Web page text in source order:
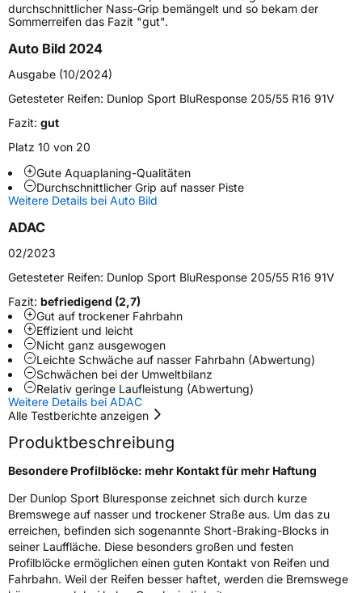
Gewicht (in kg)9,55 kg
Generelle Merkmale
FahrzeugtypPKW
VerwendungSommerreifen
Modellname
FahrzeugartPKW & SUV
Weitere Eigenschaften
Schlauchtyp
ZustandNeureifen
VerstärktXL
EU Label
EffizienzB
Rollgeräusch (Klasse)B
Rollgeräusch (dB)
FahrzeugklasseC1
3PMSF / Schneeflockensymbol / Alpine-SymbolNein
durchschnittlicher Nass-Grip bemängelt und so bekam der
Sommerreifen das Fazit "gut".
Auto Bild 2024
Ausgabe (10/2024)
Getesteter Reifen: Dunlop Sport BluResponse 205/55 R16 91V
Fazit: gut
Platz 10 von 20
Gute Aquaplaning-Qualitäten
Durchschnittlicher Grip auf nasser Piste
Weitere Details bei Auto Bild
ADAC
02/2023
Getesteter Reifen: Dunlop Sport BluResponse 205/55 R16 91V
Fazit: befriedigend (2,7)
Gut auf trockener Fahrbahn
Effizient und leicht
Nicht ganz ausgewogen
Leichte Schwäche auf nasser Fahrbahn (Abwertung)
Schwächen bei der Umweltbilanz
Relativ geringe Laufleistung (Abwertung)
Weitere Details bei ADAC
Alle Testberichte anzeigen
Produktbeschreibung
Besondere Profilblöcke: mehr Kontakt für mehr Haftung
Der Dunlop Sport Bluresponse zeichnet sich durch kurze
Bremswege auf nasser und trockener Straße aus. Um das zu
erreichen, befinden sich sogenannte Short-Braking-Blocks in
seiner Lauffläche. Diese besonders großen und festen
Profilblöcke ermöglichen einen guten Kontakt von Reifen und
Fahrbahn. Weil der Reifen besser haftet, werden die Bremswege